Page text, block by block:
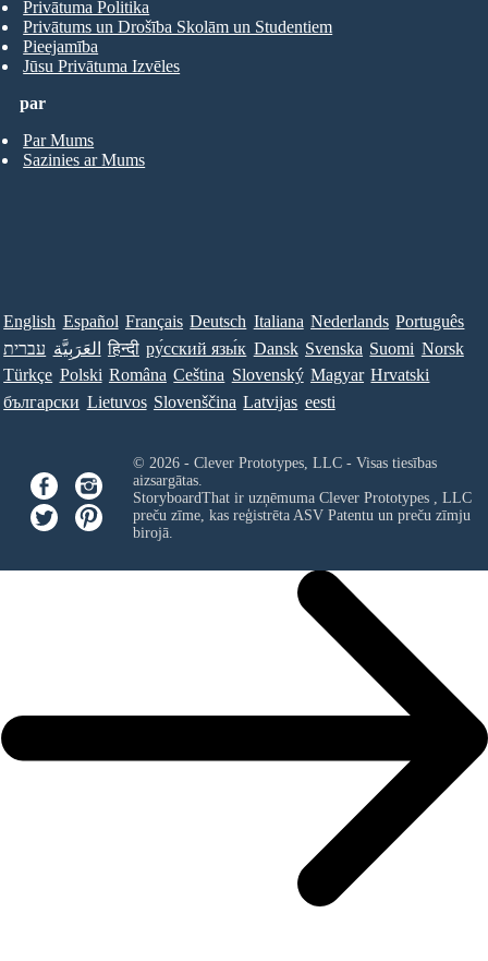
par
Par Mums
Sazinies ar Mums
Privātuma Politika
Privātums un Drošība Skolām un Studentiem
Pieejamība
Jūsu Privātuma Izvēles
English Español Français Deutsch Italiana Nederlands Português
עברית العَرَبِيَّة हिन्दी ру́сский язы́к Dansk Svenska Suomi Norsk
Türkçe Polski Româna Ceština Slovenský Magyar Hrvatski
български Lietuvos Slovenščina Latvijas eesti
© 2026 - Clever Prototypes, LLC - Visas tiesības
aizsargātas.
StoryboardThat ir uzņēmuma Clever Prototypes , LLC
preču zīme, kas reģistrēta ASV Patentu un preču zīmju
birojā.